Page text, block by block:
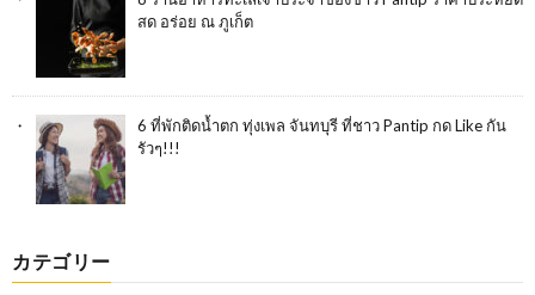
สด อร่อย ณ ภูเก็ต
6 ที่พักติดน้ำตก ทุ่งเพล จันทบุรี ที่ชาว Pantip กด Like กัน
รัวๆ!!!
カテゴリー